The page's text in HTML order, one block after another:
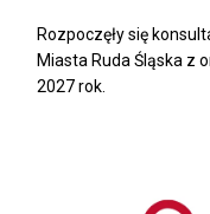
Rozpoczęły się
Miasta Ruda Śląska z
2027 rok.